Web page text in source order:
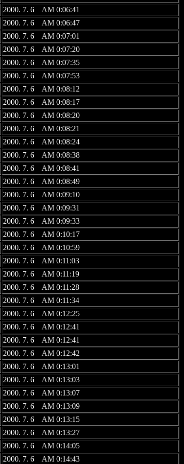
2000. 7. 6 AM 0:06:41
2000. 7. 6 AM 0:06:47
2000. 7. 6 AM 0:07:01
2000. 7. 6 AM 0:07:20
2000. 7. 6 AM 0:07:35
2000. 7. 6 AM 0:07:53
2000. 7. 6 AM 0:08:12
2000. 7. 6 AM 0:08:17
2000. 7. 6 AM 0:08:20
2000. 7. 6 AM 0:08:21
2000. 7. 6 AM 0:08:24
2000. 7. 6 AM 0:08:38
2000. 7. 6 AM 0:08:41
2000. 7. 6 AM 0:08:49
2000. 7. 6 AM 0:09:10
2000. 7. 6 AM 0:09:31
2000. 7. 6 AM 0:09:33
2000. 7. 6 AM 0:10:17
2000. 7. 6 AM 0:10:59
2000. 7. 6 AM 0:11:03
2000. 7. 6 AM 0:11:19
2000. 7. 6 AM 0:11:28
2000. 7. 6 AM 0:11:34
2000. 7. 6 AM 0:12:25
2000. 7. 6 AM 0:12:41
2000. 7. 6 AM 0:12:41
2000. 7. 6 AM 0:12:42
2000. 7. 6 AM 0:13:01
2000. 7. 6 AM 0:13:03
2000. 7. 6 AM 0:13:07
2000. 7. 6 AM 0:13:09
2000. 7. 6 AM 0:13:15
2000. 7. 6 AM 0:13:27
2000. 7. 6 AM 0:14:05
2000. 7. 6 AM 0:14:43